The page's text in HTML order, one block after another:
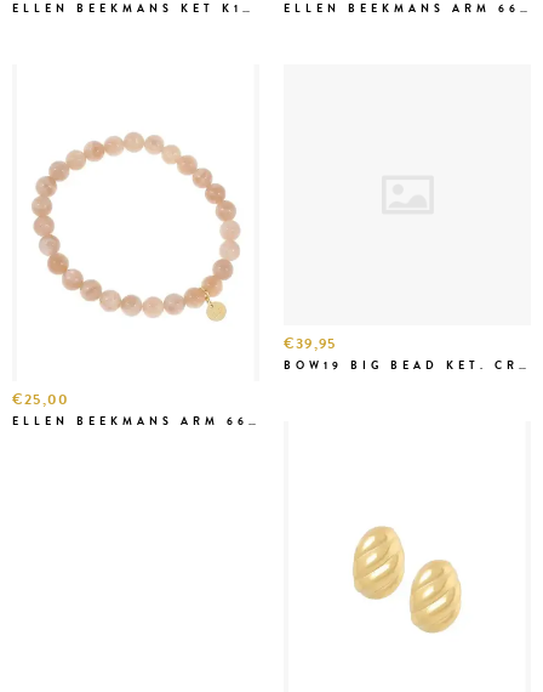
ELLEN BEEKMANS KET K1K3229 FUCHSIA ELLEN BEEKMANS ARM 6669
€25,00
ELLEN BEEKMANS ARM 6667
€39,95
BOW19 BIG BEAD KET. CREME